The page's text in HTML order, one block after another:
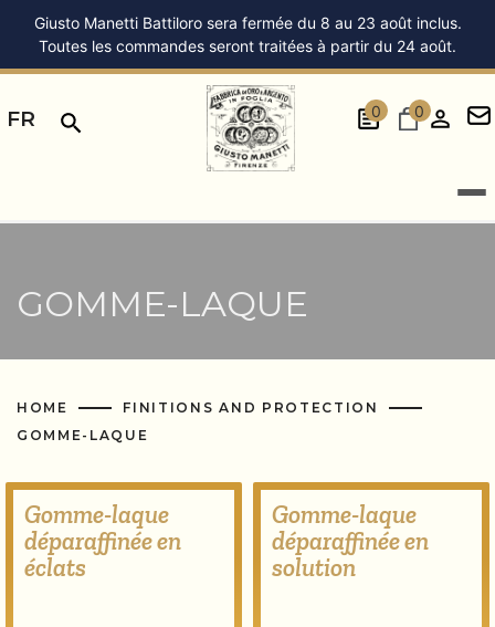
Giusto Manetti Battiloro sera fermée du 8 au 23 août inclus.
Toutes les commandes seront traitées à partir du 24 août.
FR 0 0
GOMME-LAQUE
HOME
FINITIONS AND PROTECTION
GOMME-LAQUE
Gomme-laque
déparaffinée en
éclats
Gomme-laque
déparaffinée en
solution